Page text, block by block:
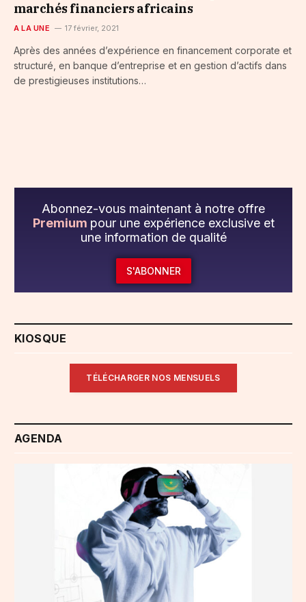
marchés financiers africains
A LA UNE 17 février, 2021
Après des années d’expérience en financement corporate et
structuré, en banque d’entreprise et en gestion d’actifs dans
de prestigieuses institutions…
Abonnez-vous maintenant à notre offre
Premium pour une expérience exclusive et
une information de qualité
S'ABONNER
KIOSQUE
TÉLÉCHARGER NOS MENSUELS
AGENDA